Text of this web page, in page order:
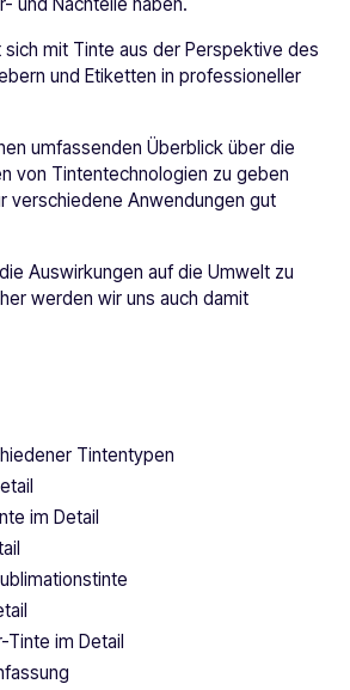
mit Tinte aus der Perspektive des
und Etiketten in professioneller
umfassenden Überblick über die
von Tintentechnologien zu geben
verschiedene Anwendungen gut
Auswirkungen auf die Umwelt zu
werden wir uns auch damit
Tintentypen
im Detail
Tinte im Detail